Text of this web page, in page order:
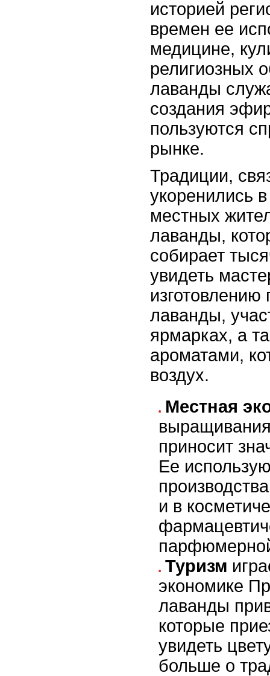
историей
времен ее
медицине,
религиозных
лаванды
создания
пользуются
рынке.
Традиции,
укоренились
местных
лаванды,
собирает
увидеть
изготовлению
лаванды,
ярмарках, а
ароматами,
воздух.
Местная
приносит
Ее
и в
Туризм
экономике
лаванды
которые
увидеть
больше о